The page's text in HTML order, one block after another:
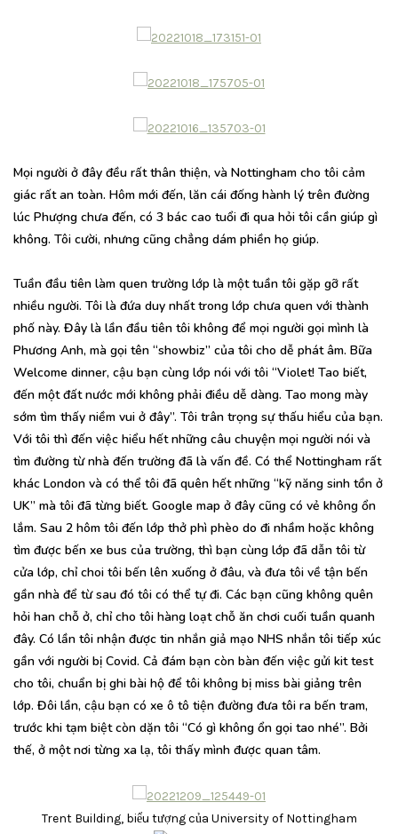
Mọi người ở đây đều rất thân thiện, và Nottingham cho tôi cảm
giác rất an toàn. Hôm mới đến, lăn cái đống hành lý trên đường
lúc Phượng chưa đến, có 3 bác cao tuổi đi qua hỏi tôi cần giúp gì
không. Tôi cười, nhưng cũng chẳng dám phiền họ giúp.
Tuần đầu tiên làm quen trường lớp là một tuần tôi gặp gỡ rất
nhiều người. Tôi là đứa duy nhất trong lớp chưa quen với thành
phố này. Đây là lần đầu tiên tôi không để mọi người gọi mình là
Phương Anh, mà gọi tên “showbiz” của tôi cho dễ phát âm. Bữa
Welcome dinner, cậu bạn cùng lớp nói với tôi “Violet! Tao biết,
đến một đất nước mới không phải điều dễ dàng. Tao mong mày
sớm tìm thấy niềm vui ở đây”. Tôi trân trọng sự thấu hiểu của bạn.
Với tôi thì đến việc hiểu hết những câu chuyện mọi người nói và
tìm đường từ nhà đến trường đã là vấn đề. Có thể Nottingham rất
khác London và có thể tôi đã quên hết những “kỹ năng sinh tồn ở
UK” mà tôi đã từng biết. Google map ở đây cũng có vẻ không ổn
lắm. Sau 2 hôm tôi đến lớp thở phì phèo do đi nhầm hoặc không
tìm được bến xe bus của trường, thì bạn cùng lớp đã dẫn tôi từ
cửa lớp, chỉ choi tôi bến lên xuống ở đâu, và đưa tôi về tận bến
gần nhà để từ sau đó tôi có thể tự đi. Các bạn cũng không quên
hỏi han chỗ ở, chỉ cho tôi hàng loạt chỗ ăn chơi cuối tuần quanh
đây. Có lần tôi nhận được tin nhắn giả mạo NHS nhắn tôi tiếp xúc
gần với người bị Covid. Cả đám bạn còn bàn đến việc gửi kit test
cho tôi, chuẩn bị ghi bài hộ để tôi không bị miss bài giảng trên
lớp. Đôi lần, cậu bạn có xe ô tô tiện đường đưa tôi ra bến tram,
trước khi tạm biệt còn dặn tôi “Có gì không ổn gọi tao nhé”. Bởi
thế, ở một nơi từng xa lạ, tôi thấy mình được quan tâm.
Trent Building, biểu tượng của University of Nottingham